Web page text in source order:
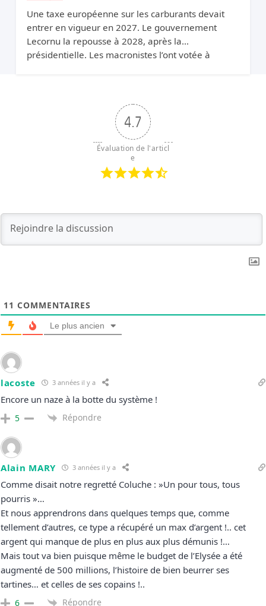
Une taxe européenne sur les carburants devait
entrer en vigueur en 2027. Le gouvernement
Lecornu la repousse à 2028, après la
présidentielle. Les macronistes l’ont votée à
4.7
Évaluation de l'articl
e
11 COMMENTAIRES
Le plus ancien
lacoste 3 années il y a
Encore un naze à la botte du système !
5 Répondre
Alain MARY 3 années il y a
Comme disait notre regretté Coluche : »Un pour tous, tous
pourris »…
Et nous apprendrons dans quelques temps que, comme
tellement d’autres, ce type a récupéré un max d’argent !.. cet
argent qui manque de plus en plus aux plus démunis !…
Mais tout va bien puisque même le budget de l’Elysée a été
augmenté de 500 millions, l’histoire de bien beurrer ses
tartines… et celles de ses copains !..
6 Répondre